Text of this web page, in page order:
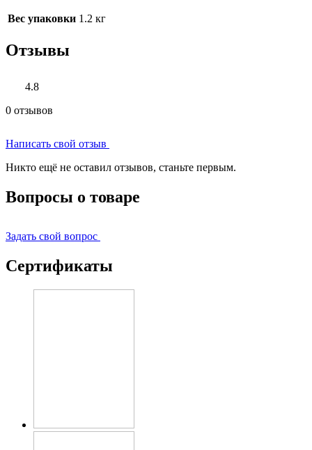
Вес упаковки 1.2 кг
Отзывы
4.8
0 отзывов
Написать свой отзыв
Никто ещё не оставил отзывов, станьте первым.
Вопросы о товаре
Задать свой вопрос
Сертификаты